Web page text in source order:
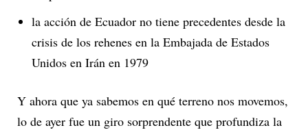
la acción de Ecuador no tiene precedentes desde la
crisis de los rehenes en la Embajada de Estados
Unidos en Irán en 1979
Y ahora que ya sabemos en qué terreno nos movemos,
lo de ayer fue un giro sorprendente que profundiza la